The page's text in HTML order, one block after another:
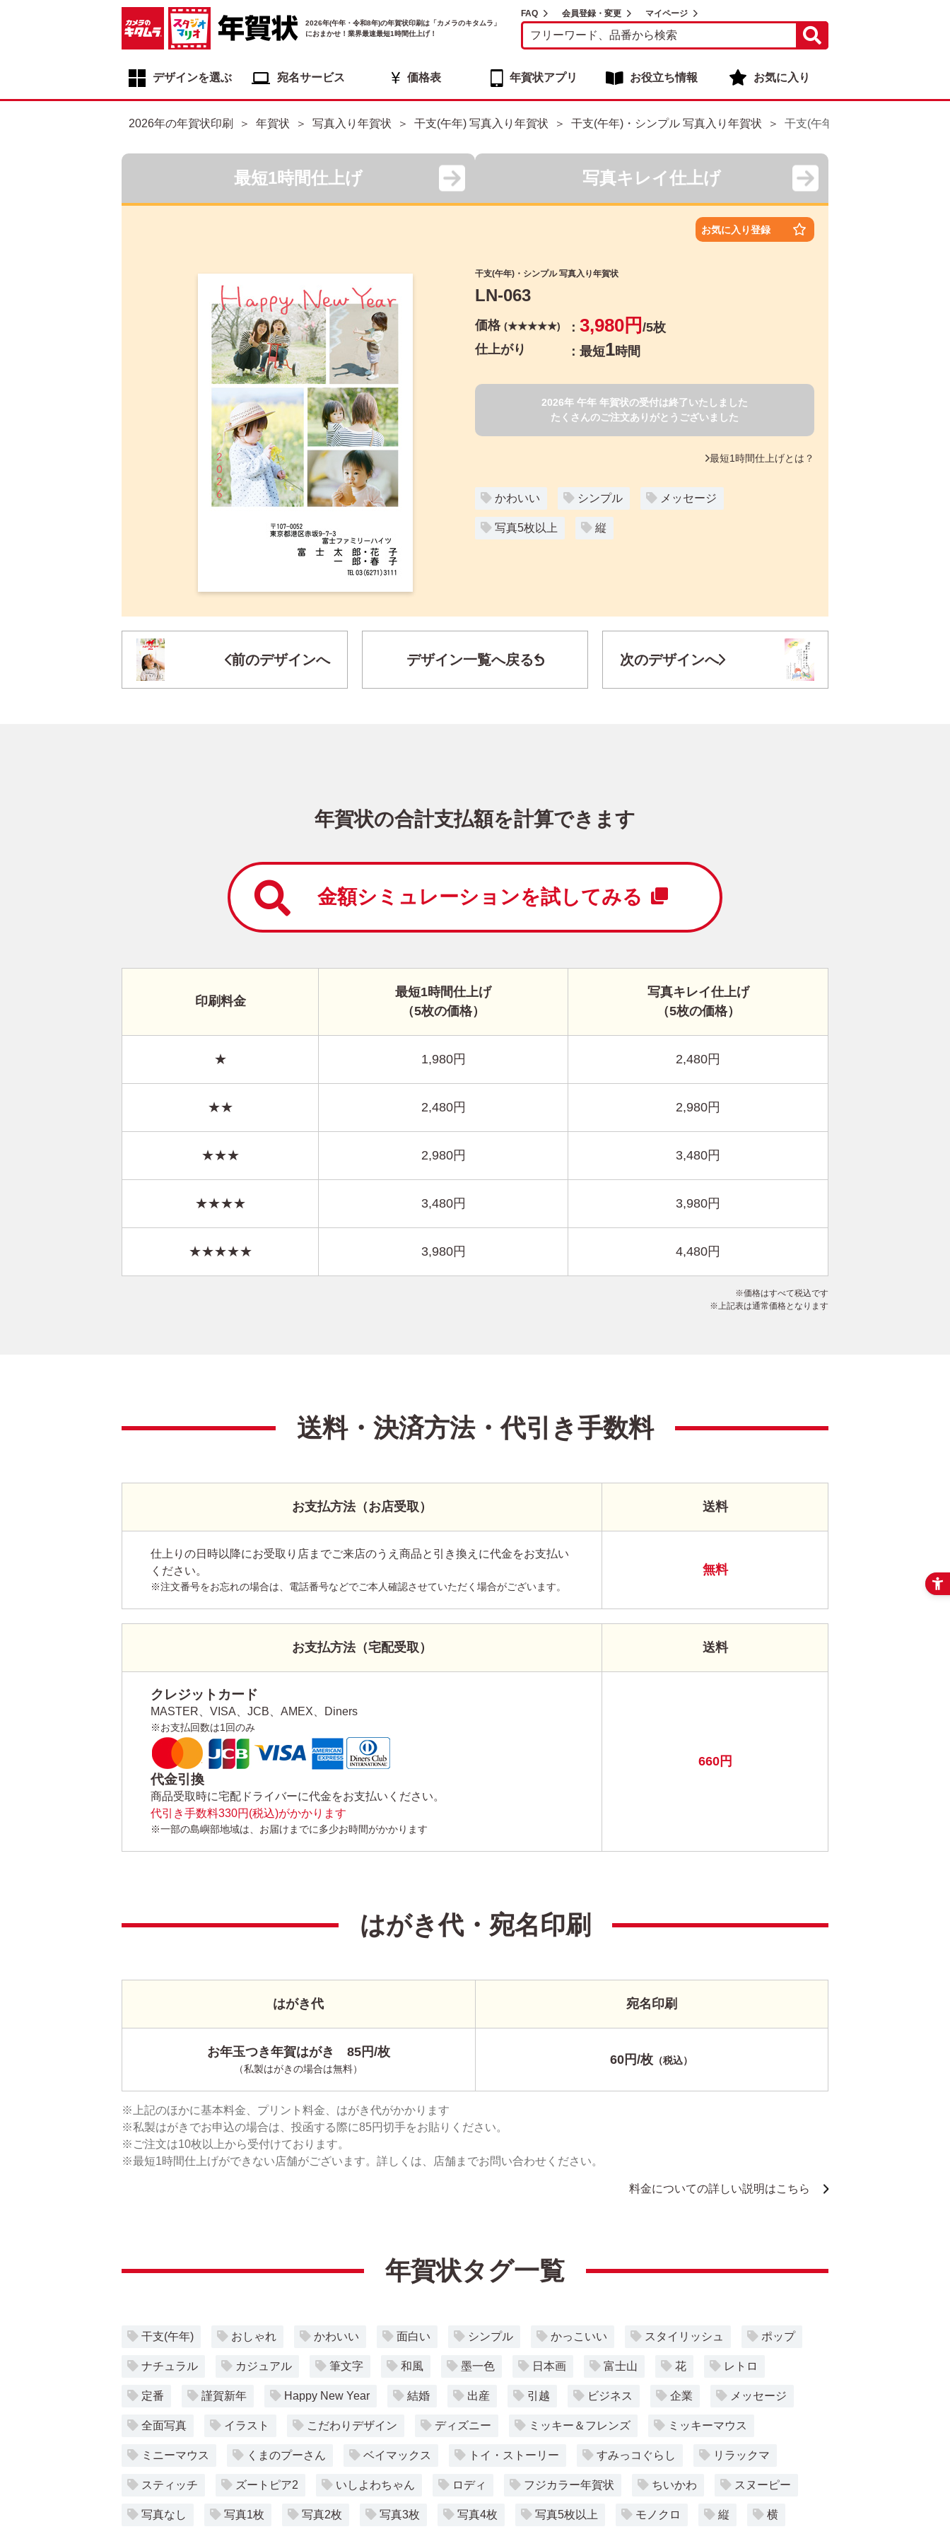
2026年(午年・令和8年)の年賀状印刷は「カメラのキタムラ」
におまかせ！業界最速最短1時間仕上げ！
FAQ 会員登録・変更 マイページ
デザインを選ぶ 宛名サービス 価格表 年賀状アプリ お役立ち情報 お気に入り
2026年の年賀状印刷 年賀状 写真入り年賀状 干支(午年) 写真入り年賀状 干支(午年)・シンプル 写真入り年賀状 干支(午年)・シンプル 写真入り
最短1時間仕上げ 写真キレイ仕上げ
お気に入り登録
干支(午年)・シンプル 写真入り年賀状
LN-063
価格 (★★★★★) 3,980円 /5枚
仕上がり
最短1時間
2026年 午年 年賀状の受付は終了いたしました
たくさんのご注文ありがとうございました
最短1時間仕上げとは？
かわいい シンプル メッセージ
写真5枚以上 縦
干支(午年)・シンプル 写真入り年賀状
写真5枚以上 縦
前のデザインへ デザイン一覧へ戻る 次のデザインへ
年賀状の合計支払額を計算できます
金額シミュレーションを試してみる
印刷料金
最短1時間仕上げ
（5枚の価格）
写真キレイ仕上げ
（5枚の価格）
★ 1,980円 2,480円
★★ 2,480円 2,980円
★★★ 2,980円 3,480円
★★★★ 3,480円 3,980円
★★★★★ 3,980円 4,480円
価格はすべて税込です
上記表は通常価格となります
送料・決済方法・代引き手数料
お支払方法（お店受取）
仕上りの日時以降にお受取り店までご来店のうえ商品と引き換えに代金をお支払い
ください。
※注文番号をお忘れの場合は、電話番号などでご本人確認させていただく場合がございます。
送料
無料
お支払方法（宅配受取）
クレジットカード
MASTER、VISA、JCB、AMEX、Diners
※お支払回数は1回のみ
代金引換
商品受取時に宅配ドライバーに代金をお支払いください。
代引き手数料330円(税込)がかかります
※一部の島嶼部地域は、お届けまでに多少お時間がかかります
送料
660円
はがき代・宛名印刷
はがき代
お年玉つき年賀はがき 85円/枚
（私製はがきの場合は無料）
宛名印刷
60円/枚 （税込）
上記のほかに基本料金、プリント料金、はがき代がかかります
私製はがきでお申込の場合は、投函する際に85円切手をお貼りください。
ご注文は10枚以上から受付けております。
最短1時間仕上げができない店舗がございます。詳しくは、店舗までお問い合わせください。
料金についての詳しい説明はこちら
年賀状タグ一覧
干支(午年) おしゃれ かわいい 面白い シンプル かっこいい スタイリッシュ ポップ
ナチュラル カジュアル 筆文字 和風 墨一色 日本画 富士山 花 レトロ
定番 謹賀新年 Happy New Year 結婚 出産 引越 ビジネス 企業 メッセージ
全面写真 イラスト こだわりデザイン ディズニー ミッキー＆フレンズ ミッキーマウス
ミニーマウス くまのプーさん ベイマックス トイ・ストーリー すみっコぐらし リラックマ
スティッチ ズートピア2 いしよわちゃん ロディ フジカラー年賀状 ちいかわ スヌーピー
写真なし 写真1枚 写真2枚 写真3枚 写真4枚 写真5枚以上 モノクロ 縦 横